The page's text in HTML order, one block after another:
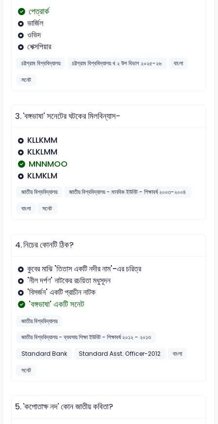
পেত্রার্ক
ভার্জিল
ওভিদ
শেক্সপিয়ার
চট্টগ্রাম বিশ্ববিদ্যালয় চট্টগ্রাম বিশ্ববিদ্যালয় খ ২ উপ বিভাগ ২০২৫-২৬
বাংলা
সনেট
3.'বঙ্গভাষা' সনেটের ঘটকের মিলবিন্যাস-
KLLKMM
KLKLMM
MNNMOO
KLMKLM
জাতীয় বিশ্ববিদ্যালয়
জাতীয় বিশ্ববিদ্যালয় - মানবিক ইউনিট - শিক্ষাবর্ষ ২০০৩-২০০৪
বাংলা
সনেট
4.নিচের কোনটি ঠিক?
কুবের মাঝি 'তিতাস একটি নদীর নাম'-এর চরিত্র
'নীল দর্পণ' নাটকের রচয়িতা মধুসূদন
'বিসর্জন' একটি প্রাচীন নাটক
'বঙ্গভাষা' একটি সনেট
জাতীয় বিশ্ববিদ্যালয়
জাতীয় বিশ্ববিদ্যালয় - ব্যবসায় শিক্ষা ইউনিট - শিক্ষাবর্ষ ২০১২ - ২০১৩
Standard Bank
Standard Asst. Officer-2012
বাংলা
সনেট
5.'কপোতাক্ষ নদ' কোন জাতীয় কবিতা?